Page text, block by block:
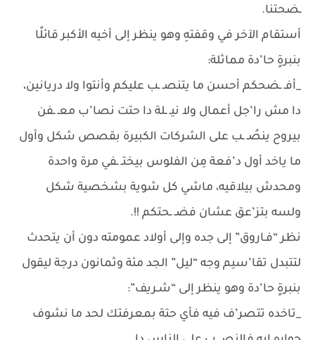
ـضحتنا.
أستقام الآخر في وقفتهِ وهو ينظر إلى أخيه الأكبر قائلًا
بنبرةٍ حا’دة مماثلة:
_أفـ ـضحكم أحسن ما يتنصـ ـب عليكم وأنتوا ولا دريانين،
دا مش را’جل أعمال ولا نيـ ـلة دا حتت نصا’ب معـ ـفن
بيروح ينصُـ ـب على الشركات الكبيرة بقصص شكل وأول
ما ياخد أول د’فعة مِن الفلوس بيختـ ـفي مرة واحدة
ومحدش بيلاقيه، ماشي كل شوية بشخصية شكل
ولسه بتز’عق عشان فضـ ـحتكم !!.
نظر “فـاروق” إلى جده وإلى أولاد عمومته دون أن يتحدث
لتتبدل تقا’سيم وجه “ليل” الجد مئة وثمانون درجة ليقول
بنبرةٍ حا’دة وهو ينظر إلى “شـريف”:
_تاخده تتصر’ف فيه فأي حتة بمعرفتك لحد ما نشوف